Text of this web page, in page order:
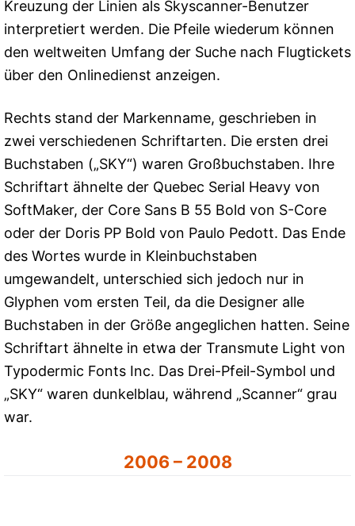
Kreuzung der Linien als Skyscanner-Benutzer
interpretiert werden. Die Pfeile wiederum können
den weltweiten Umfang der Suche nach Flugtickets
über den Onlinedienst anzeigen.
Rechts stand der Markenname, geschrieben in
zwei verschiedenen Schriftarten. Die ersten drei
Buchstaben („SKY“) waren Großbuchstaben. Ihre
Schriftart ähnelte der Quebec Serial Heavy von
SoftMaker, der Core Sans B 55 Bold von S-Core
oder der Doris PP Bold von Paulo Pedott. Das Ende
des Wortes wurde in Kleinbuchstaben
umgewandelt, unterschied sich jedoch nur in
Glyphen vom ersten Teil, da die Designer alle
Buchstaben in der Größe angeglichen hatten. Seine
Schriftart ähnelte in etwa der Transmute Light von
Typodermic Fonts Inc. Das Drei-Pfeil-Symbol und
„SKY“ waren dunkelblau, während „Scanner“ grau
war.
2006 – 2008